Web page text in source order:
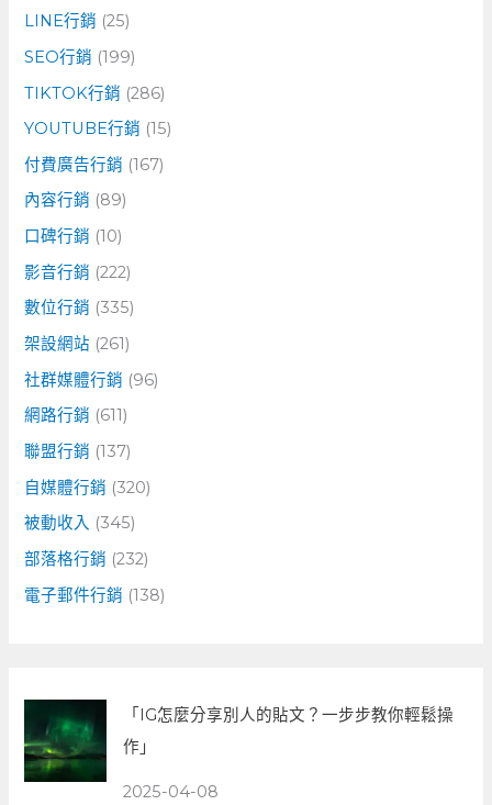
LINE行銷 (25)
SEO行銷 (199)
TIKTOK行銷 (286)
YOUTUBE行銷 (15)
付費廣告行銷 (167)
內容行銷 (89)
口碑行銷 (10)
影音行銷 (222)
數位行銷 (335)
架設網站 (261)
社群媒體行銷 (96)
網路行銷 (611)
聯盟行銷 (137)
自媒體行銷 (320)
被動收入 (345)
部落格行銷 (232)
電子郵件行銷 (138)
「IG怎麼分享別人的貼文？一步步教你輕鬆操
作」
2025-04-08